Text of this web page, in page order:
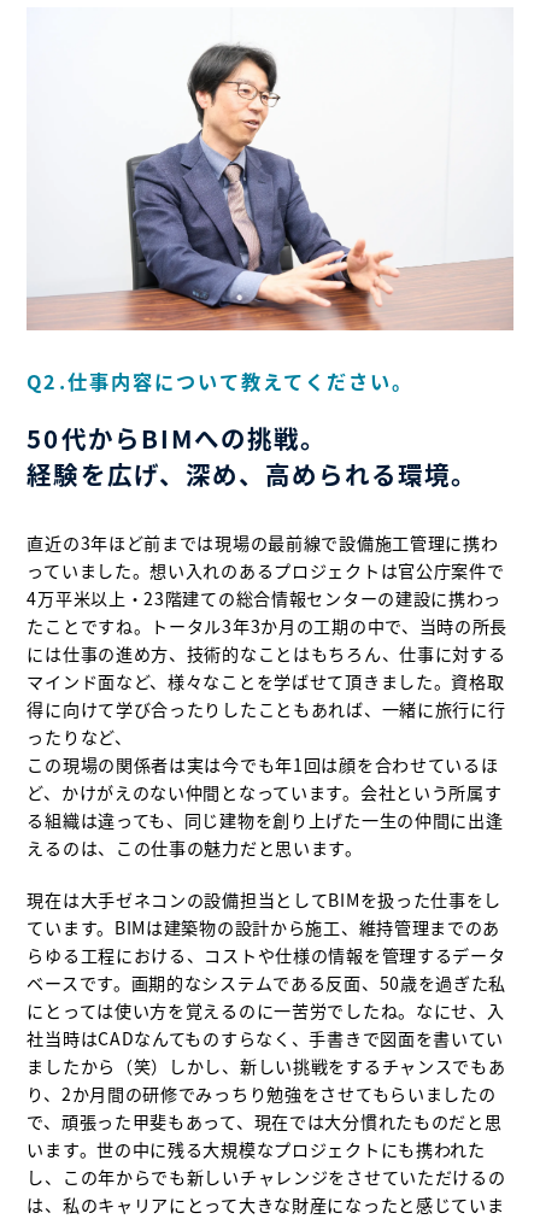
Q2.仕事内容について教えてください。
50代からBIMへの挑戦。
経験を広げ、深め、高められる環境。
直近の3年ほど前までは現場の最前線で設備施工管理に携わ
っていました。想い入れのあるプロジェクトは官公庁案件で
4万平米以上・23階建ての総合情報センターの建設に携わっ
たことですね。トータル3年3か月の工期の中で、当時の所長
には仕事の進め方、技術的なことはもちろん、仕事に対する
マインド面など、様々なことを学ばせて頂きました。資格取
得に向けて学び合ったりしたこともあれば、一緒に旅行に行
ったりなど、
この現場の関係者は実は今でも年1回は顔を合わせているほ
ど、かけがえのない仲間となっています。会社という所属す
る組織は違っても、同じ建物を創り上げた一生の仲間に出逢
えるのは、この仕事の魅力だと思います。
現在は大手ゼネコンの設備担当としてBIMを扱った仕事をし
ています。BIMは建築物の設計から施工、維持管理までのあ
らゆる工程における、コストや仕様の情報を管理するデータ
ベースです。画期的なシステムである反面、50歳を過ぎた私
にとっては使い方を覚えるのに一苦労でしたね。なにせ、入
社当時はCADなんてものすらなく、手書きで図面を書いてい
ましたから（笑）しかし、新しい挑戦をするチャンスでもあ
り、2か月間の研修でみっちり勉強をさせてもらいましたの
で、頑張った甲斐もあって、現在では大分慣れたものだと思
います。世の中に残る大規模なプロジェクトにも携われた
し、この年からでも新しいチャレンジをさせていただけるの
は、私のキャリアにとって大きな財産になったと感じていま